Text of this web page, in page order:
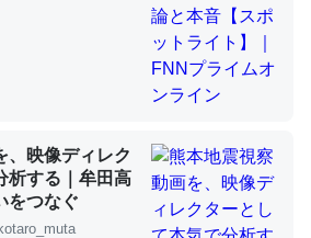
かと画策中。あと、Googleマップで
。電池残量や充電中かが分かるので
て分かる。
、映像ディレク
析する｜牟田高
をつなぐ